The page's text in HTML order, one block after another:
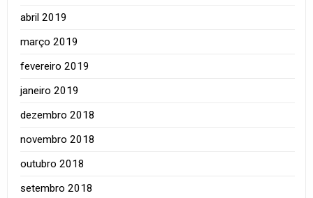
abril 2019
março 2019
fevereiro 2019
janeiro 2019
dezembro 2018
novembro 2018
outubro 2018
setembro 2018